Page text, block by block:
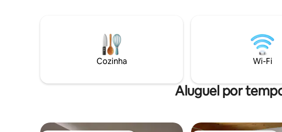
melhores restaurantes, bares de vinhos,
cafés, galerias e do teatro de Picton,
oferece uma rara base a uma curta
distância a pé para jantar, degustar e
esforço, onde conforto, localização e
Cozinha Wi-Fi
Aluguel por